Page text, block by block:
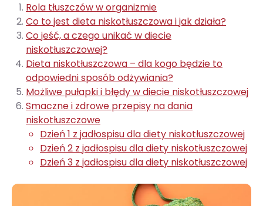
Rola tłuszczów w organizmie
Co to jest dieta niskotłuszczowa i jak działa?
Co jeść, a czego unikać w diecie
niskotłuszczowej?
Dieta niskotłuszczowa – dla kogo będzie to
odpowiedni sposób odżywiania?
Możliwe pułapki i błędy w diecie niskotłuszczowej
Smaczne i zdrowe przepisy na dania
niskotłuszczowe
Dzień 1 z jadłospisu dla diety niskotłuszczowej
Dzień 2 z jadłospisu dla diety niskotłuszczowej
Dzień 3 z jadłospisu dla diety niskotłuszczowej